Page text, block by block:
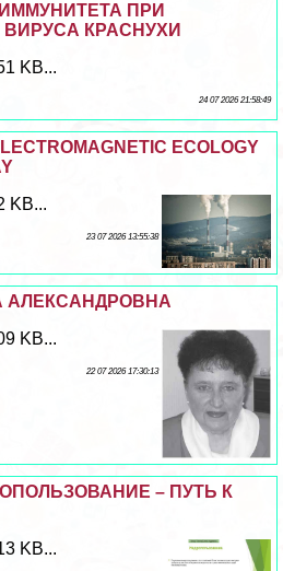
ПРИ
КРАСНУХИ
KB...
24 07 2026 21:58:49
ECOLOGY
KB...
23 07 2026 13:55:38
KB...
22 07 2026 17:30:13
– ПУТЬ К
KB...